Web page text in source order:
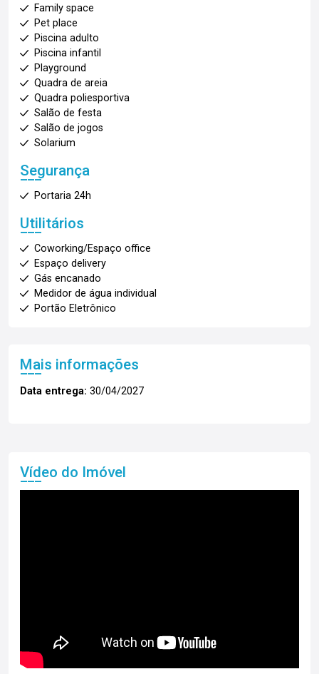
Family space
Pet place
Piscina adulto
Piscina infantil
Playground
Quadra de areia
Quadra poliesportiva
Salão de festa
Salão de jogos
Solarium
Segurança
Portaria 24h
Utilitários
Coworking/Espaço office
Espaço delivery
Gás encanado
Medidor de água individual
Portão Eletrônico
Mais informações
Data entrega: 30/04/2027
Vídeo do Imóvel